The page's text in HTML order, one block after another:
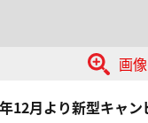
画
月より新型キャン